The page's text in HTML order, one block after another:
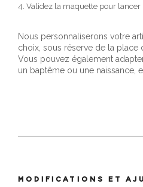
4. Validez la maquette pour lancer
Nous personnaliserons votre
choix, sous réserve de la place
Vous pouvez également
un baptême ou une naissance,
MODIFICATIONS ET